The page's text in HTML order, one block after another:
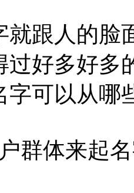
就跟人的脸
过好多好多
字可以从哪
群体来起